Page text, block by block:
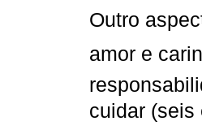
Outro
amor e
cuidar (seis